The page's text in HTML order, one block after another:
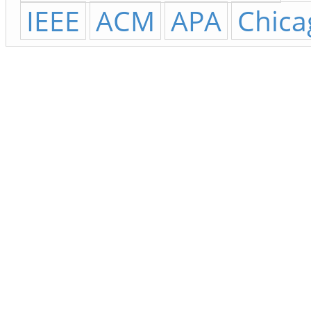
IEEE ACM APA